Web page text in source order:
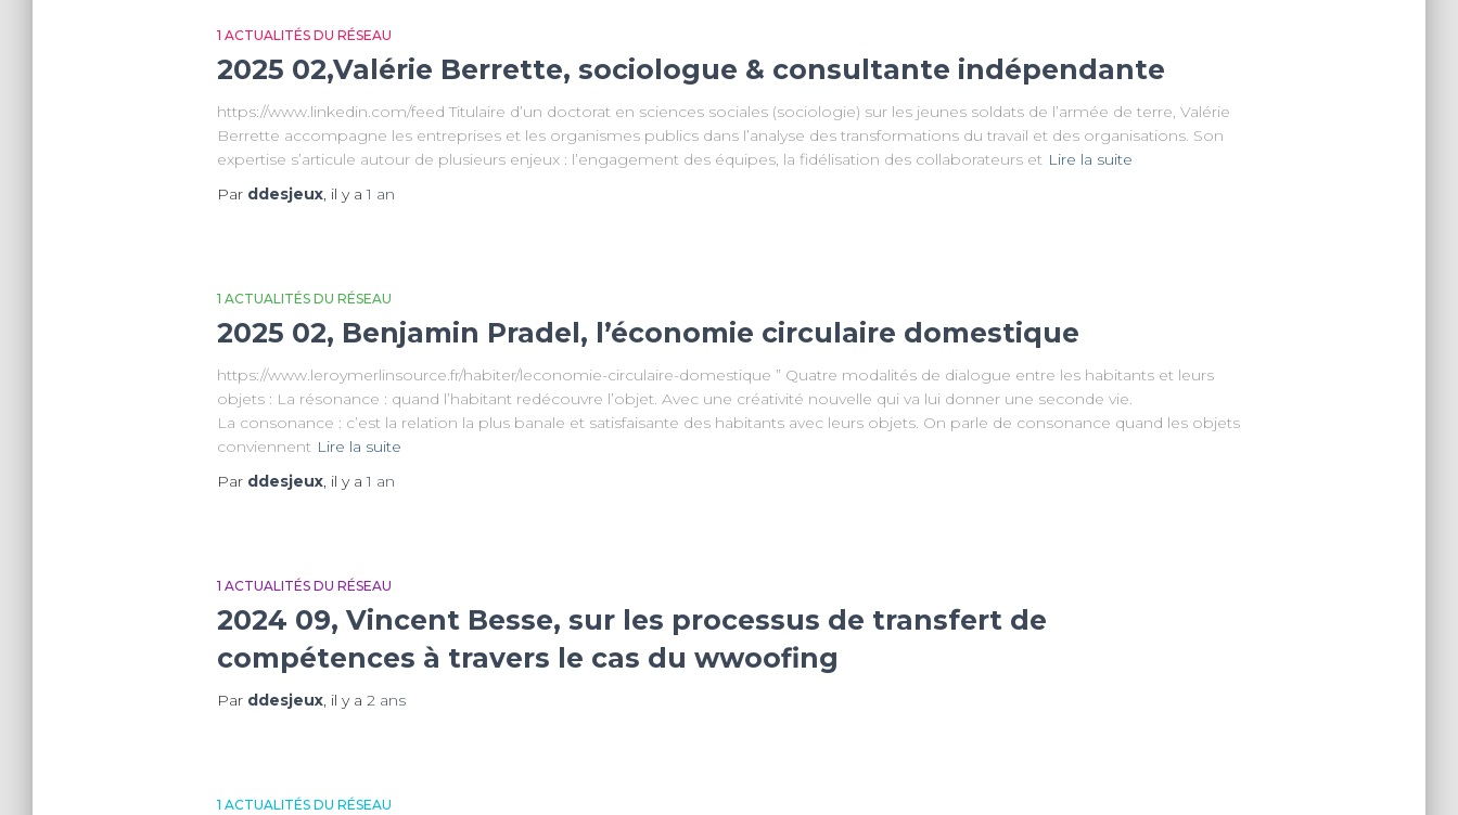
1 ACTUALITÉS DU RÉSEAU
2025 02,Valérie Berrette, sociologue & consultante indépendante
https://www.linkedin.com/feed Titulaire d’un doctorat en sciences sociales (sociologie) sur les jeunes soldats de l’armée de terre, Valérie
Berrette accompagne les entreprises et les organismes publics dans l’analyse des transformations du travail et des organisations. Son
expertise s’articule autour de plusieurs enjeux : l’engagement des équipes, la fidélisation des collaborateurs et Lire la suite
Par ddesjeux, il y a1 an
1 ACTUALITÉS DU RÉSEAU
2025 02, Benjamin Pradel, l’économie circulaire domestique
https://www.leroymerlinsource.fr/habiter/leconomie-circulaire-domestique ” Quatre modalités de dialogue entre les habitants et leurs
objets : La résonance : quand l’habitant redécouvre l’objet. Avec une créativité nouvelle qui va lui donner une seconde vie.
La consonance : c’est la relation la plus banale et satisfaisante des habitants avec leurs objets. On parle de consonance quand les objets
conviennent Lire la suite
Par ddesjeux, il y a1 an
1 ACTUALITÉS DU RÉSEAU
2024 09, Vincent Besse, sur les processus de transfert de
compétences à travers le cas du wwoofing
Par ddesjeux, il y a 2 ans
1 ACTUALITÉS DU RÉSEAU